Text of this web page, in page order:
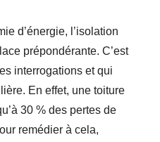
d’énergie, l’isolation
prépondérante. C’est
interrogations et qui
En effet, une toiture
30 % des pertes de
remédier à cela,